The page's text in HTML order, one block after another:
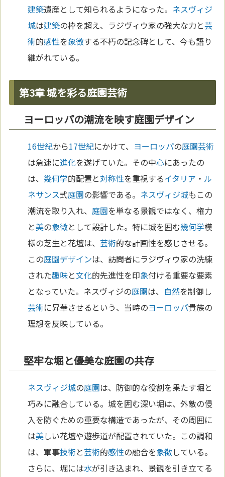
建築遺産として知られるようになった。 ネスヴィジ
城は建築の枠を超え、ラジヴィウ家の強大な力と芸
術的感性を象徴する不朽の記念碑として、今も語り
継がれている。
第3章 城を彩る庭園芸術
ヨーロッパの潮流を映す庭園デザイン
16世紀から17世紀にかけて、 ヨーロッパの庭園芸術
は急速に進化を遂げていた。その中心にあったの
は、幾何学的配置と対称性を重視するイタリア ・ ル
ネサンス式庭園の影響である。 ネスヴィジ城もこの
潮流を取り入れ、庭園を単なる景観ではなく、権力
と美の象徴として設計した。特に城を囲む幾何学模
様の芝生と花壇は、芸術的な計画性を感じさせる。
この庭園デザインは、訪問者にラジヴィウ家の洗練
された趣味と文化的先進性を印象付ける重要な要素
となっていた。ネスヴィジの庭園は、 自然を制御し
芸術に昇華させるという、当時のヨーロッパ貴族の
理想を反映している。
堅牢な堀と優美な庭園の共存
ネスヴィジ城の庭園は、防御的な役割を果たす堀と
巧みに融合している。城を囲む深い堀は、外敵の侵
入を防ぐための重要な構造であったが、その周囲に
は美しい花壇や遊歩道が配置されていた。この調和
は、軍事技術と芸術的感性の融合を象徴している。
さらに、堀には水が引き込まれ、景観を引き立てる